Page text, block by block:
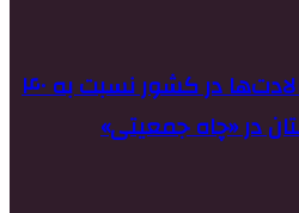
کاهش ۶۰ درصدی ولادت‌ها در کشور نسبت به ۴۰